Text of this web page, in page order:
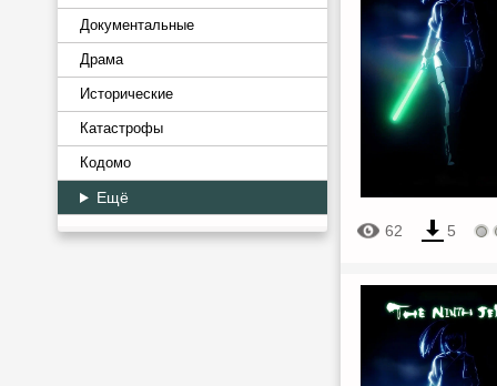
Документальные
Драма
Исторические
Катастрофы
Кодомо
Ещё
62 5